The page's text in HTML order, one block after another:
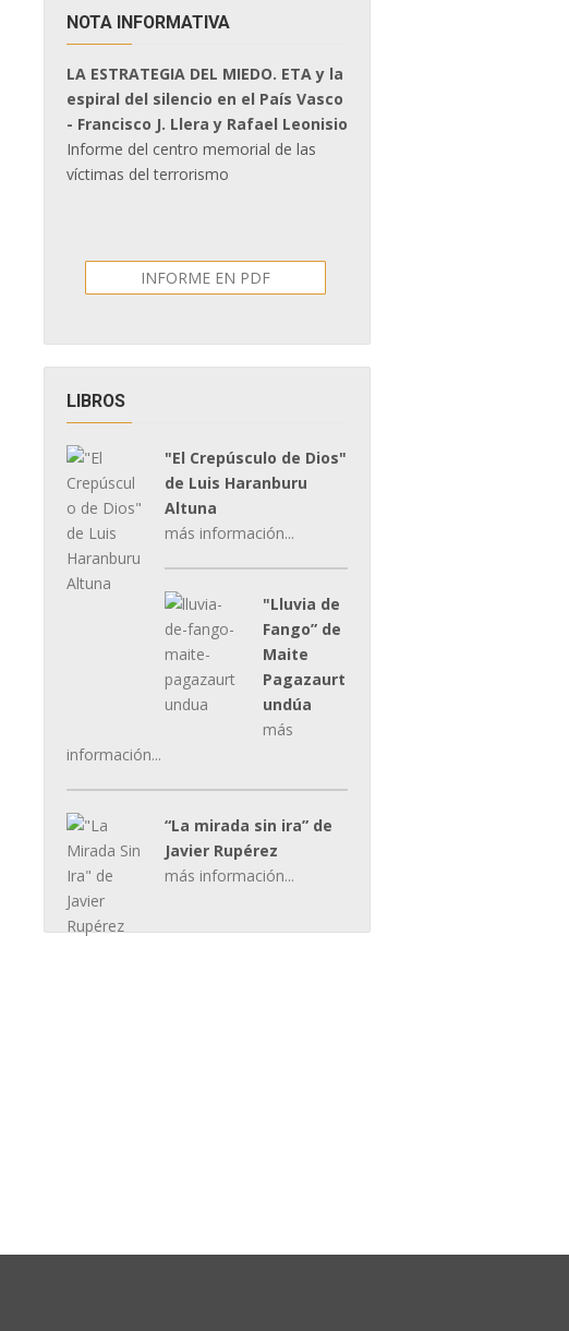
NOTA INFORMATIVA
LA ESTRATEGIA DEL MIEDO. ETA y la
espiral del silencio en el País Vasco
- Francisco J. Llera y Rafael Leonisio
Informe del centro memorial de las
víctimas del terrorismo
INFORME EN PDF
LIBROS
"El Crepúsculo de Dios"
de Luis Haranburu
Altuna
más información...
"Lluvia de
Fango” de
Maite
Pagazaurt
undúa
más
información...
“La mirada sin ira” de
Javier Rupérez
más información...